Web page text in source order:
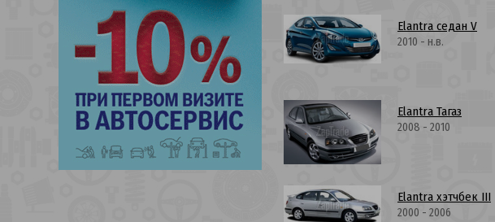
Elantra седан V
2010 - н.в.
Elantra Тагаз
2008 - 2010
Elantra хэтчбек III
2000 - 2006